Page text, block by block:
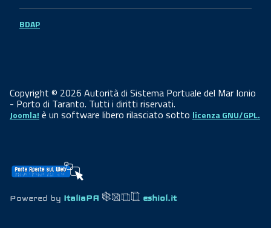
BDAP
Copyright © 2026 Autorità di Sistema Portuale del Mar Ionio
- Porto di Taranto. Tutti i diritti riservati.
Joomla! è un software libero rilasciato sotto licenza GNU/GPL.
Powered by ItaliaPA eshiol.it